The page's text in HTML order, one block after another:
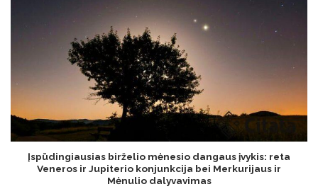
Įspūdingiausias birželio mėnesio dangaus įvykis: reta
Veneros ir Jupiterio konjunkcija bei Merkurijaus ir
Mėnulio dalyvavimas